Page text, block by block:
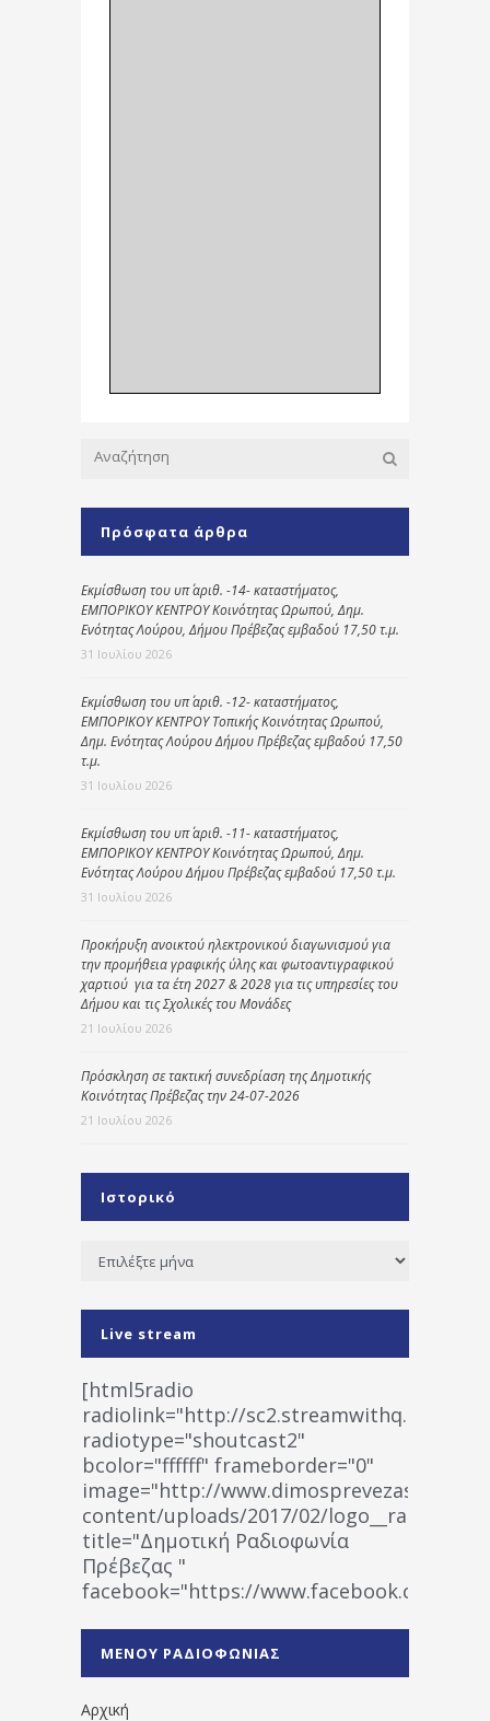
Πρόσφατα άρθρα
Εκμίσθωση του υπ΄ αριθ. -14- καταστήματος,
ΕΜΠΟΡΙΚΟΥ ΚΕΝΤΡΟΥ Κοινότητας Ωρωπού, Δημ.
Ενότητας Λούρου, Δήμου Πρέβεζας εμβαδού 17,50 τ.μ.
31 Ιουλίου 2026
Εκμίσθωση του υπ΄ αριθ. -12- καταστήματος,
ΕΜΠΟΡΙΚΟΥ ΚΕΝΤΡΟΥ Τοπικής Κοινότητας Ωρωπού,
Δημ. Ενότητας Λούρου Δήμου Πρέβεζας εμβαδού 17,50
τ.μ.
31 Ιουλίου 2026
Εκμίσθωση του υπ΄ αριθ. -11- καταστήματος,
ΕΜΠΟΡΙΚΟΥ ΚΕΝΤΡΟΥ Κοινότητας Ωρωπού, Δημ.
Ενότητας Λούρου Δήμου Πρέβεζας εμβαδού 17,50 τ.μ.
31 Ιουλίου 2026
Προκήρυξη ανοικτού ηλεκτρονικού διαγωνισμού για
την προμήθεια γραφικής ύλης και φωτοαντιγραφικού
χαρτιού για τα έτη 2027 & 2028 για τις υπηρεσίες του
Δήμου και τις Σχολικές του Μονάδες
21 Ιουλίου 2026
Πρόσκληση σε τακτική συνεδρίαση της Δημοτικής
Κοινότητας Πρέβεζας την 24-07-2026
21 Ιουλίου 2026
Ιστορικό
Ιστορικό
Live stream
[html5radio
radiolink="http://
radiotype="shoutcast2"
bcolor="ffffff" frameborder="0"
image="http://www.dimosprevezas.gr/wp-
content/uploads/2017/02/
title="Δημοτική Ραδιοφωνία
Πρέβεζας "
facebook="https://www.facebook.com/
1531194763766854/" artist="" ]
ΜΕΝΟΥ ΡΑΔΙΟΦΩΝΙΑΣ
Αρχική